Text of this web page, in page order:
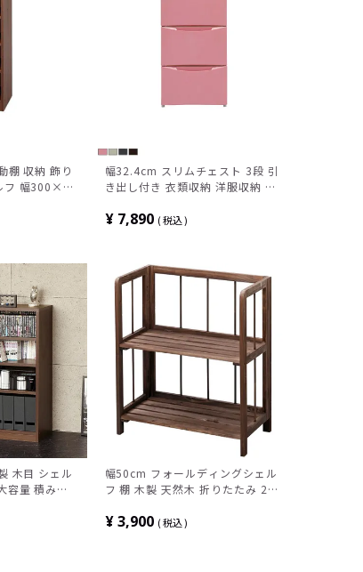
棚 収納 飾り
フ 幅300×奥
幅32.4cm スリムチェスト 3段 引
き出し付き 衣類収納 洋服収納 衣
¥ 7,890 税込
木目 シェル
容量 積み重
フ リビング
シンプル ブ
幅50cm フォールディングシェル
フ 棚 木製 天然木 折りたたみ 2段
¥ 3,900 税込